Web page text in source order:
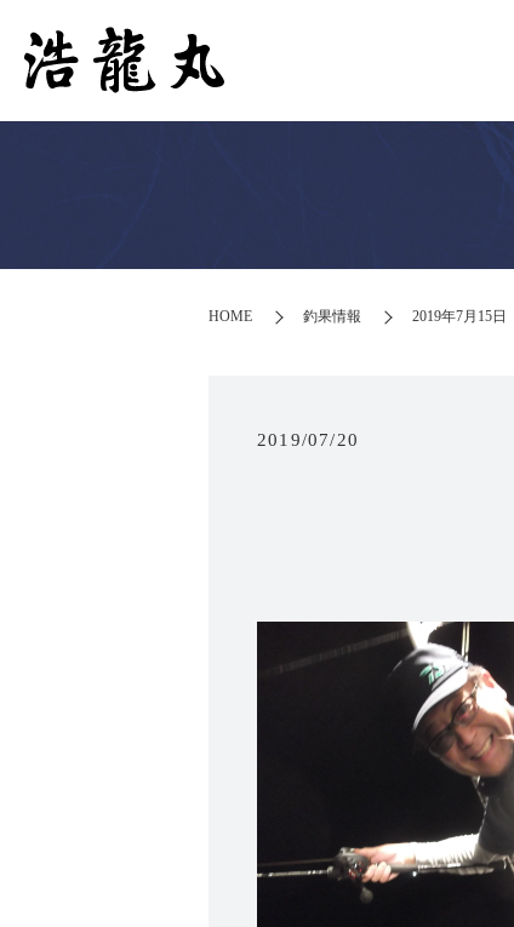
HOME 釣果情報 2019年7月15日
2019/07/20